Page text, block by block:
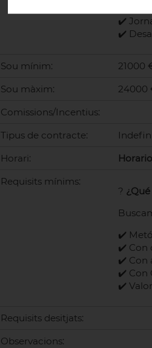
✔️
✔️
Sou mínim:
21000
Sou màxim:
24000
Comissions/Incentius:
Tipus de contracte:
Horari:
Requisits mínims:
?
✔️
✔️ Con
✔️ Con
✔️ Con
✔️
Requisits desitjats:
Observacions: